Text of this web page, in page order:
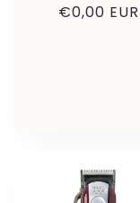
Normaler
€0,00 EUR